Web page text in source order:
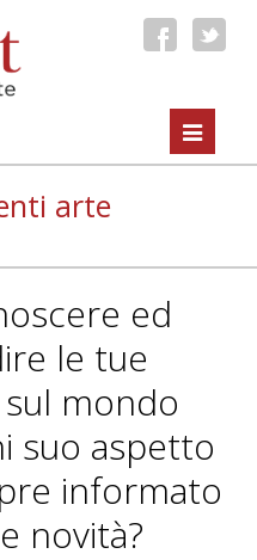
Toggle
arte
ed
le tue
mondo
suo aspetto
informato
novità?